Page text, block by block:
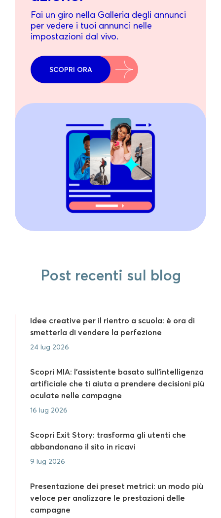
Fai un giro nella Galleria degli annunci
per vedere i tuoi annunci nelle
impostazioni dal vivo.
SCOPRI ORA
Post recenti sul blog
Idee creative per il rientro a scuola: è ora di
smetterla di vendere la perfezione
24 lug 2026
Scopri MIA: l’assistente basato sull’intelligenza
artificiale che ti aiuta a prendere decisioni più
oculate nelle campagne
16 lug 2026
Scopri Exit Story: trasforma gli utenti che
abbandonano il sito in ricavi
9 lug 2026
Presentazione dei preset metrici: un modo più
veloce per analizzare le prestazioni delle
campagne